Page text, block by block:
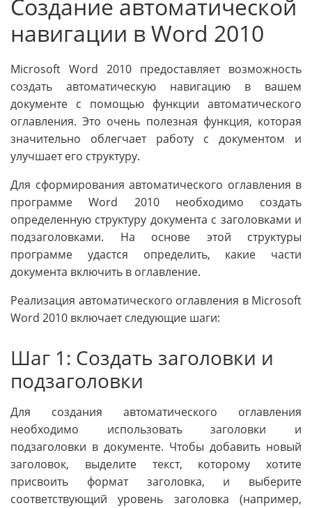
Создание автоматической
навигации в Word 2010
Microsoft Word 2010 предоставляет возможность
создать автоматическую навигацию в вашем
документе с помощью функции автоматического
оглавления. Это очень полезная функция, которая
значительно облегчает работу с документом и
улучшает его структуру.
Для сформирования автоматического оглавления в
программе Word 2010 необходимо создать
определенную структуру документа с заголовками и
подзаголовками. На основе этой структуры
программе удастся определить, какие части
документа включить в оглавление.
Реализация автоматического оглавления в Microsoft
Word 2010 включает следующие шаги:
Шаг 1: Создать заголовки и
подзаголовки
Для создания автоматического оглавления
необходимо использовать заголовки и
подзаголовки в документе. Чтобы добавить новый
заголовок, выделите текст, которому хотите
присвоить формат заголовка, и выберите
соответствующий уровень заголовка (например,